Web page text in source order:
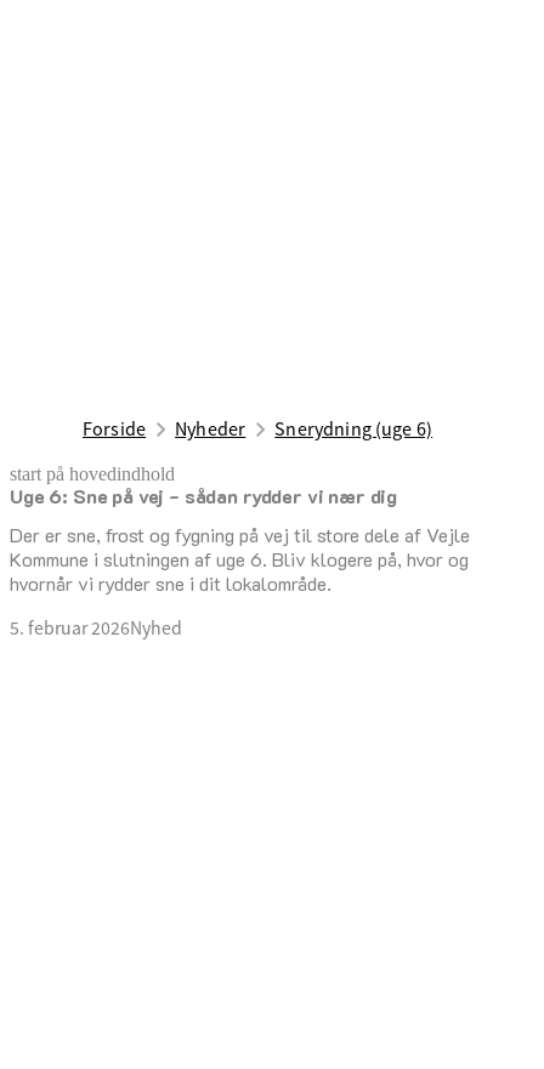
Forside Nyheder Snerydning (uge 6)
start på hovedindhold
Uge 6: Sne på vej - sådan rydder vi nær dig
Der er sne, frost og fygning på vej til store dele af Vejle
Kommune i slutningen af uge 6. Bliv klogere på, hvor og
hvornår vi rydder sne i dit lokalområde.
5. februar 2026Nyhed
senest opdateret 5. februar 2026